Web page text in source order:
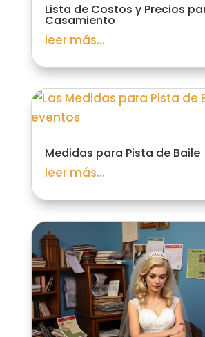
Lista de Costos y Precios
Casamiento
leer más...
Medidas para Pista de Baile
leer más...